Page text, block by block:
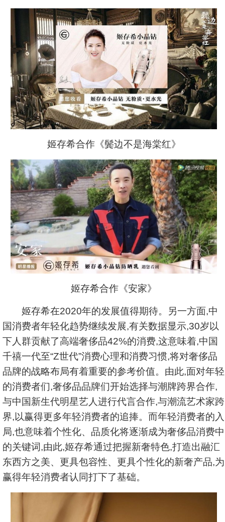
姬存希合作《鬓边不是海棠红》
姬存希合作《安家》
姬存希在2020年的发展值得期待。另一方面,中
国消费者年轻化趋势继续发展,有关数据显示,30岁以
下人群贡献了高端奢侈品42%的消费,这意味着,中国
千禧一代至“Z世代”消费心理和消费习惯,将对奢侈品
品牌的战略布局有着重要的参考价值。由此,面对年轻
的消费者们,奢侈品品牌们开始选择与潮牌跨界合作,
与中国新生代明星艺人进行代言合作,与潮流艺术家跨
界,以赢得更多年轻消费者的追捧。而年轻消费者的入
局,也意味着个性化、品质化将逐渐成为奢侈品消费中
的关键词,由此,姬存希通过把握新奢特色,打造出融汇
东西方之美、更具包容性、更具个性化的新奢产品,为
赢得年轻消费者认同打下了基础。